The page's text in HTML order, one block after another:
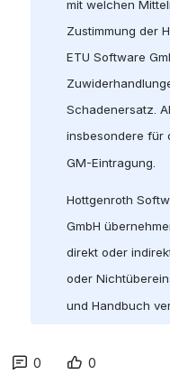
mit welchen
Zustimmung der
ETU Software
Schadenersatz.
insbesondere für
GM-Eintragung.
Hottgenroth
GmbH
direkt oder
oder
und Handbuch
0 0